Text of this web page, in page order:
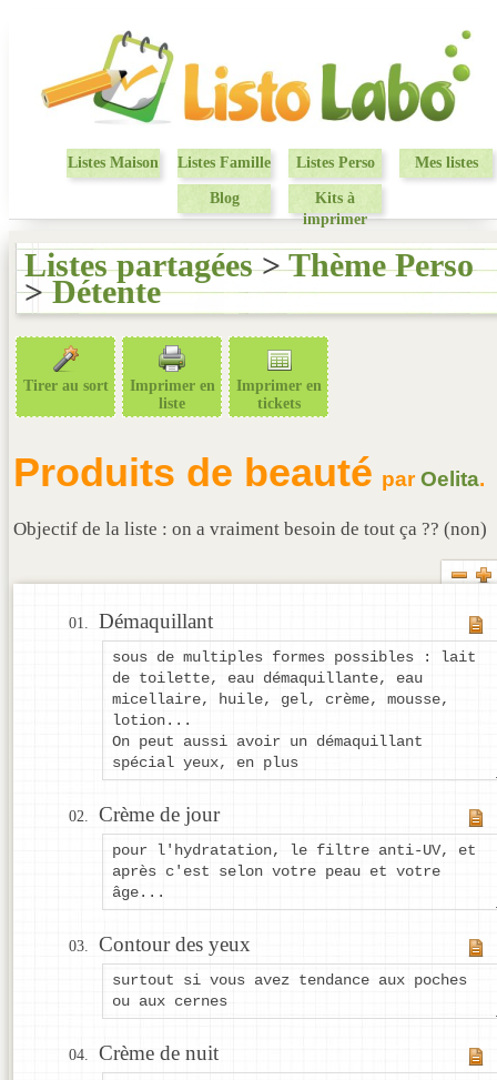
Listes Maison Listes Famille Listes Perso Mes listes
Blog
Kits à
imprimer
Listes partagées>Thème Perso
>Détente
Tirer au sort
Imprimer en
liste
Imprimer en
tickets
Produits de beauté parOelita.
Objectif de la liste : on a vraiment besoin de tout ça ?? (non)
Démaquillant
sous de multiples formes possibles : lait
de toilette, eau démaquillante, eau
micellaire, huile, gel, crème, mousse,
lotion...
On peut aussi avoir un démaquillant
spécial yeux, en plus
Crème de jour
pour l'hydratation, le filtre anti-UV, et
après c'est selon votre peau et votre
âge...
Contour des yeux
surtout si vous avez tendance aux poches
ou aux cernes
Crème de nuit